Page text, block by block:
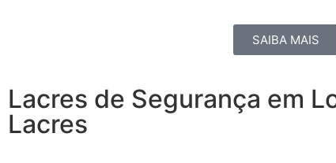
SAIBA MAIS
Lacres de Segurança em
Lacres